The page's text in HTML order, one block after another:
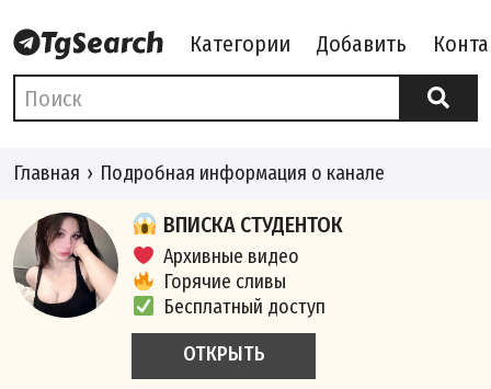
Категории Добавить
Главная Подробная информация о канале
ВПИСКА СТУДЕНТОК
Архивные видео
Горячие сливы
Бесплатный доступ
ОТКРЫТЬ